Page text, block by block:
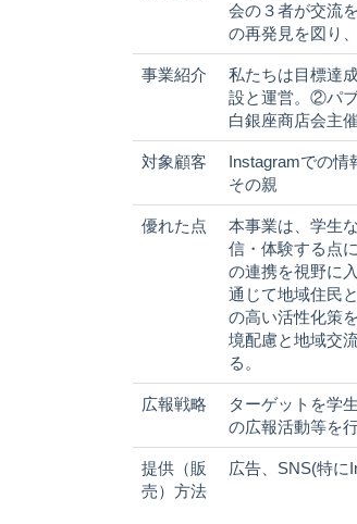
会の３者が交流
の再発見を図り
事業紹介
私たちは目標達
設と運営。②パ
白銀座商店会主
対象顧客
Instagramでの情
その親
優れた点
本事業は、学生
信・体験する点
の連携を視野に
通じて地域住民
の高い活性化策
境配慮と地域交
る。
広報戦略
ターゲットを学
の広報活動等を
提供（販
売）方法
広告、SNS(特に